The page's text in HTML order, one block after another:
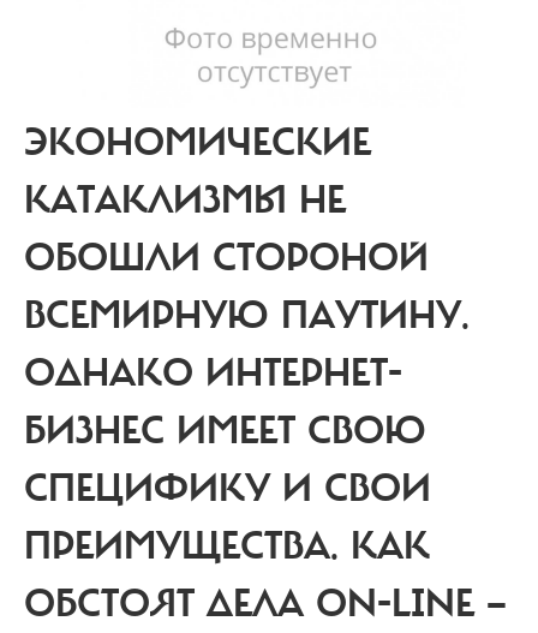
ЭКОНОМИЧЕСКИЕ
КАТАКЛИЗМЫ НЕ
ОБОШЛИ СТОРОНОЙ
ВСЕМИРНУЮ ПАУТИНУ.
ОДНАКО ИНТЕРНЕТ-
БИЗНЕС ИМЕЕТ СВОЮ
СПЕЦИФИКУ И СВОИ
ПРЕИМУЩЕСТВА. КАК
ОБСТОЯТ ДЕЛА ON-LINE —